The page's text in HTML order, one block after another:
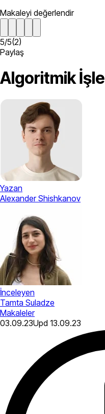
Makaleyi değerlendir
5/5(2)
Paylaş
Algoritmik
Yazan
Alexander Shishkanov
İnceleyen
Tamta Suladze
Makaleler
03.09.23Upd 13.09.23